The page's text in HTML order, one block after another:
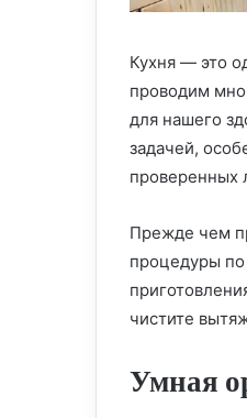
Кухня — это
проводим
для нашего
задачей,
проверенных
Прежде чем
процедуры
чистите
Умная